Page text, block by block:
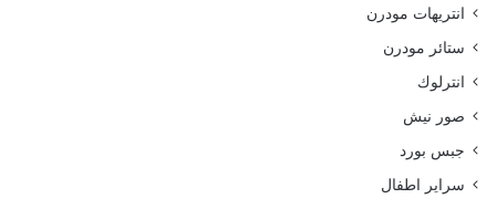
انتريهات مودرن
ستائر مودرن
انترلوك
صور نيش
جبس بورد
سراير اطفال